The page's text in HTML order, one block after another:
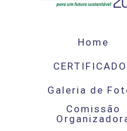
Home
Galeria de
Comissão